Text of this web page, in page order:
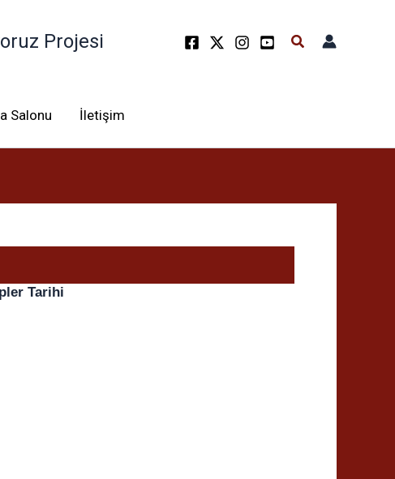
Projesi Arama
Salonu İletişim
Tarihi